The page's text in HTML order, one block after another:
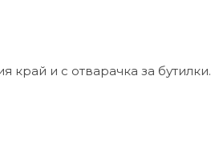
и с отварачка за бутилки.